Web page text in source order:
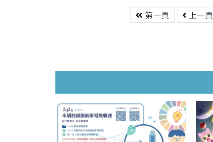
第一頁 上一頁